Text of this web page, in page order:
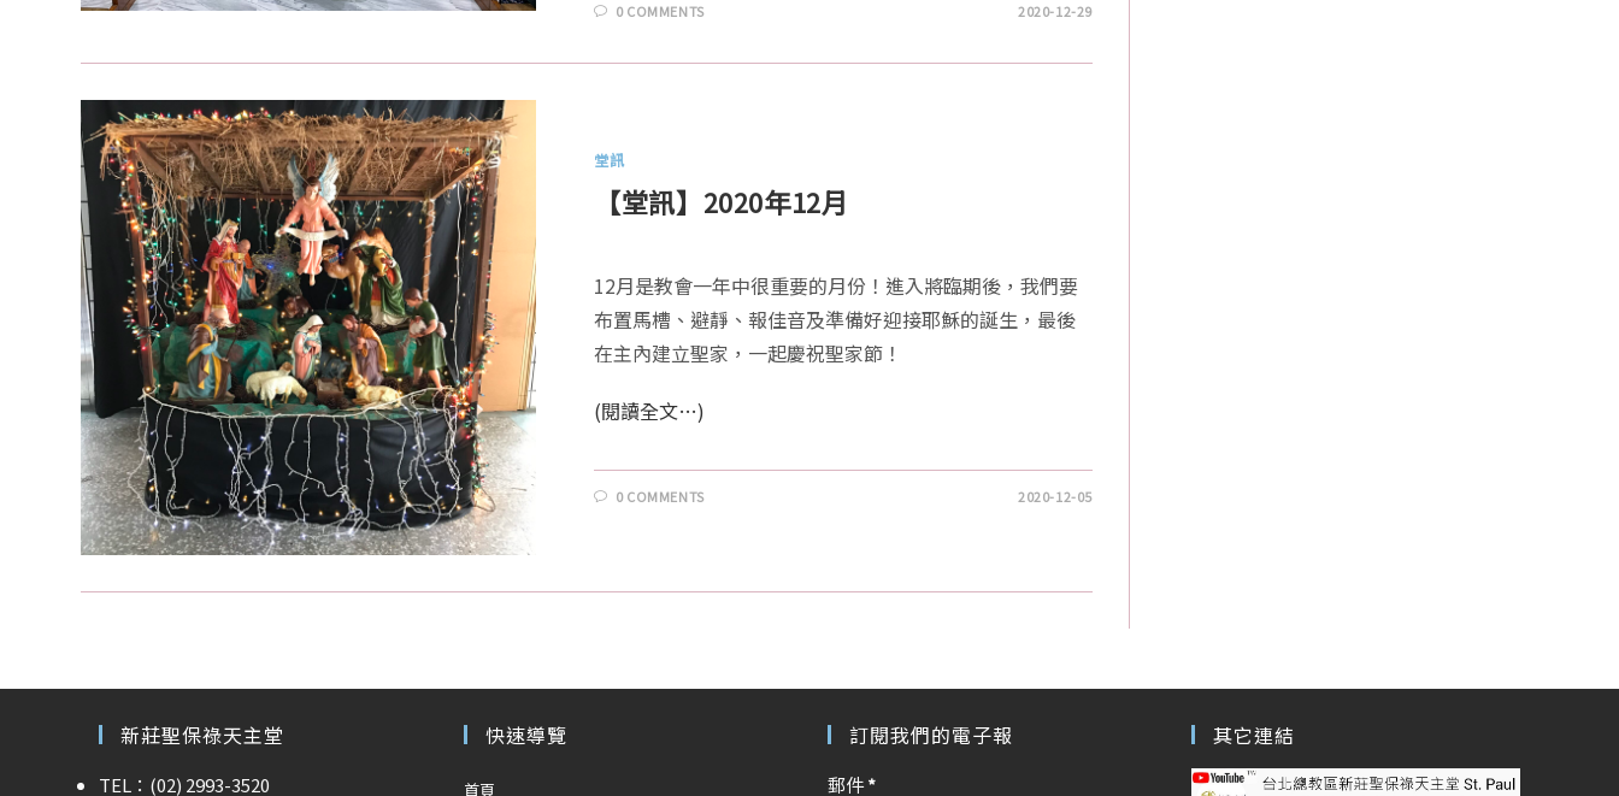
0 COMMENTS 2020-12-29
堂訊
【堂訊】2020年12月
12月是教會一年中很重要的月份！進入將臨期後，我們要
布置馬槽、避靜、報佳音及準備好迎接耶穌的誕生，最後
在主內建立聖家，一起慶祝聖家節！
(閱讀全文…)
0 COMMENTS 2020-12-05
新莊聖保祿天主堂
TEL：(02) 2993-3520
快速導覽
首頁
訂閱我們的電子報
郵件*
其它連結